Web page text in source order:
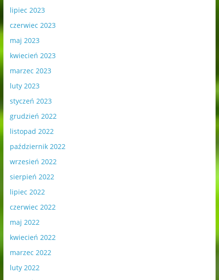
lipiec 2023
czerwiec 2023
maj 2023
kwiecień 2023
marzec 2023
luty 2023
styczeń 2023
grudzień 2022
listopad 2022
październik 2022
wrzesień 2022
sierpień 2022
lipiec 2022
czerwiec 2022
maj 2022
kwiecień 2022
marzec 2022
luty 2022